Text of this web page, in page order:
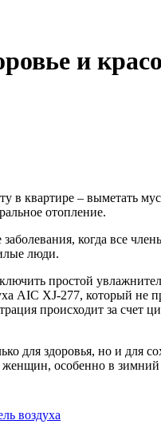
и
квартире – выметать
отопление.
когда все
люди.
простой
AIC XJ-277, который
происходит за счет
для здоровья, но и для
женщин, особенно в
воздуха